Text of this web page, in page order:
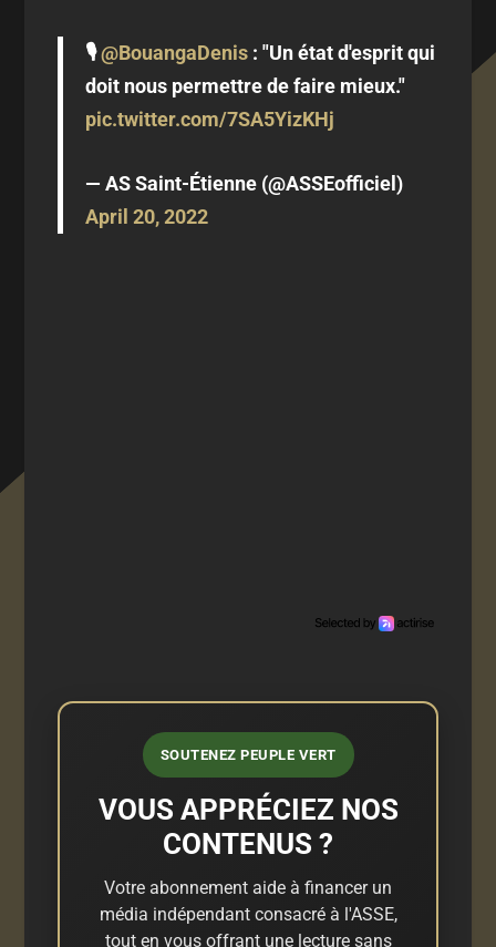
🎙@BouangaDenis : "Un état d'esprit qui
doit nous permettre de faire mieux."
pic.twitter.com/7SA5YizKHj
— AS Saint-Étienne (@ASSEofficiel)
April 20, 2022
SOUTENEZ PEUPLE VERT
VOUS APPRÉCIEZ NOS
CONTENUS ?
Votre abonnement aide à financer un
média indépendant consacré à l'ASSE,
tout en vous offrant une lecture sans